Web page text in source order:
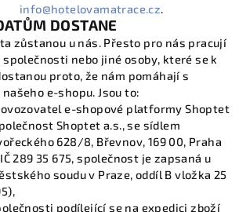
info@hotelovamatrace.cz.
DOSTANE
zůstanou u nás. Přesto pro nás pracují
nebo jiné osoby, které se k
proto, že nám pomáhají s
e-shopu. Jsou to:
e-shopové platformy Shoptet
Shoptet a.s., se sídlem
628/8, Břevnov, 169 00, Praha
289 35 675, společnost je zapsaná u
soudu v Praze, oddíl B vložka 25
podílející se na expedici zboží